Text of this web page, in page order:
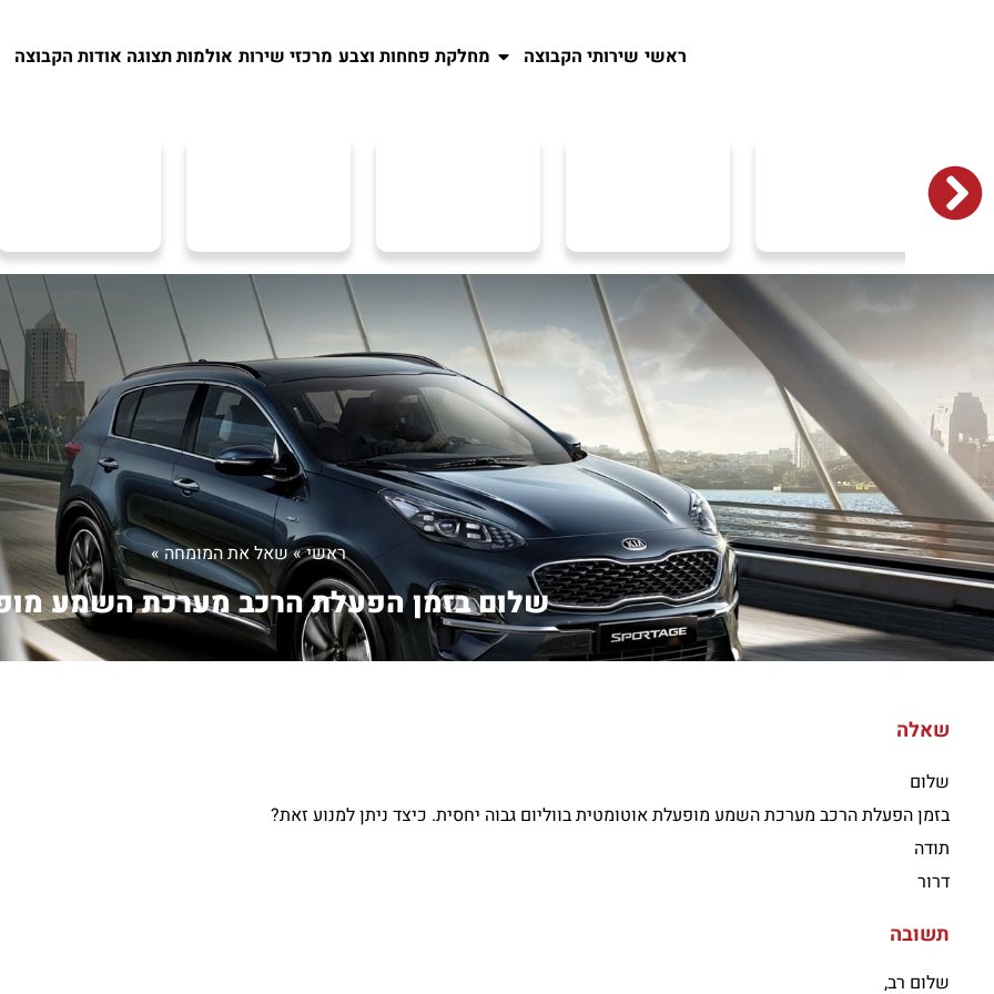
ראשי שירותי הקבוצה מחלקת פחחות וצבע מרכזי שירות אולמות תצוגה אודות הקבוצה
ראשי»שאל את המומחה»
שלום בזמן הפעלת הרכב מערכת השמע
שאלה
שלום
בזמן הפעלת הרכב מערכת השמע מופעלת אוטומטית בווליום גבוה יחסית. כיצד ניתן למנוע זאת?
תודה
דרור
תשובה
שלום רב,